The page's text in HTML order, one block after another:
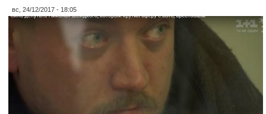
вс, 24/12/2017 - 18:05